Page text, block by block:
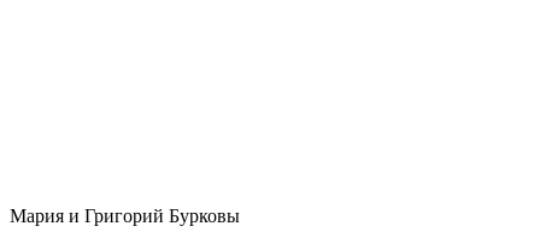
Мария и Григорий Бурковы